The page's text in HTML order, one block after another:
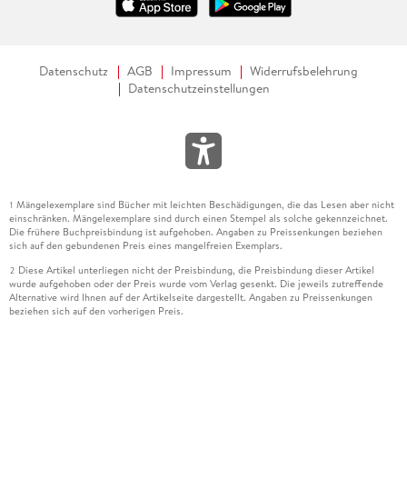
Datenschutz AGB Impressum
Widerrufsbelehrung
Datenschutzeinstellungen
1 Mängelexemplare sind Bücher mit leichten Beschädigungen, die das Lesen aber nicht
einschränken. Mängelexemplare sind durch einen Stempel als solche gekennzeichnet.
Die frühere Buchpreisbindung ist aufgehoben. Angaben zu Preissenkungen beziehen
sich auf den gebundenen Preis eines mangelfreien Exemplars.
2 Diese Artikel unterliegen nicht der Preisbindung, die Preisbindung dieser Artikel
wurde aufgehoben oder der Preis wurde vom Verlag gesenkt. Die jeweils zutreffende
Alternative wird Ihnen auf der Artikelseite dargestellt. Angaben zu Preissenkungen
beziehen sich auf den vorherigen Preis.